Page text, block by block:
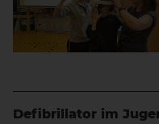
Defibrillator im